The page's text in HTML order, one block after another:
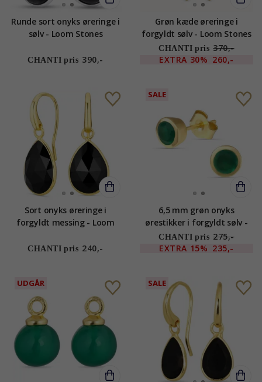
Runde sort onyks øreringe i
sølv - Loom Stones
CHANTI pris 390,-
Grøn kæde øreringe i
forgyldt sølv - Loom Stones
CHANTI pris 370,-
EXTRA 30% 260,-
Sort onyks øreringe i
forgyldt messing - Loom
CHANTI pris 240,-
SALE
6,5 mm grøn onyks
ørestikker i forgyldt sølv -
Loom Stones
CHANTI pris 275,-
EXTRA 15% 235,-
UDGÅR SALE